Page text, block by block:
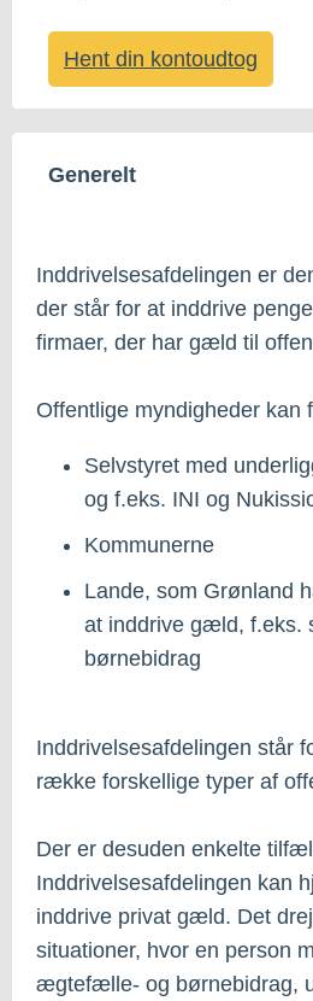
Hent din kontoudtog
Generelt
Inddrivelsesafdelingen er
der står for at inddrive
firmaer, der har gæld til
Offentlige myndigheder kan
Selvstyret med
og f.eks. INI og
Kommunerne
Lande, som Grønland
at inddrive gæld, f.eks.
børnebidrag
Inddrivelsesafdelingen står
række forskellige typer af
Der er desuden enkelte
Inddrivelsesafdelingen kan
inddrive privat gæld. Det
situationer, hvor en person
ægtefælle- og børnebidrag,